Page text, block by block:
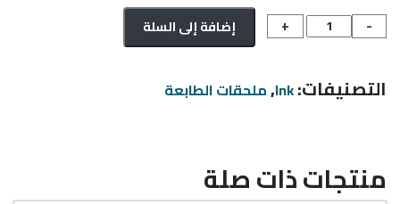
-
كمية
HP
Black
Ink
+ إضافة إلى السلة
التصنيفات:Ink
,ملحقات الطابعة
منتجات ذات صلة